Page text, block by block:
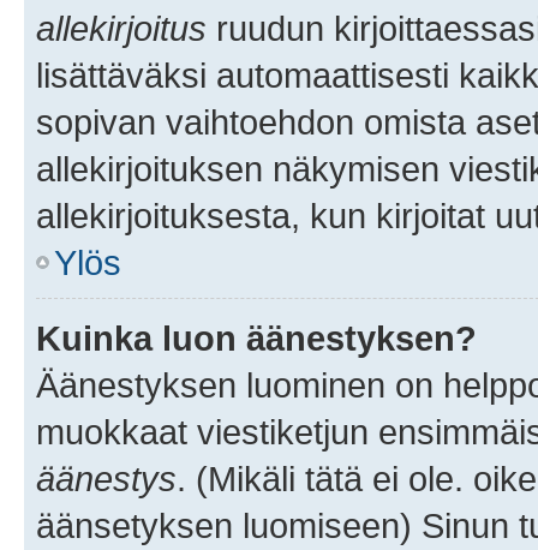
allekirjoitus ruudun
lisättäväksi automaattisesti
sopivan vaihtoehdon omista
allekirjoituksen näkymisen
allekirjoituksesta, kun kirjoitat
Ylös
Kuinka luon äänestyksen?
Äänestyksen luominen on
muokkaat viestiketjun
äänestys. (Mikäli tätä ei ole.
äänsetyksen luomiseen) Sinun